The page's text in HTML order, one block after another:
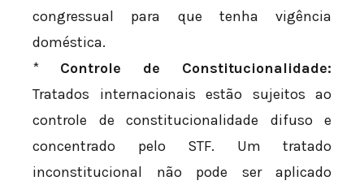
congressual para que tenha vigência
doméstica.
* Controle de Constitucionalidade:
Tratados internacionais estão sujeitos ao
controle de constitucionalidade difuso e
concentrado pelo STF. Um tratado
inconstitucional não pode ser aplicado